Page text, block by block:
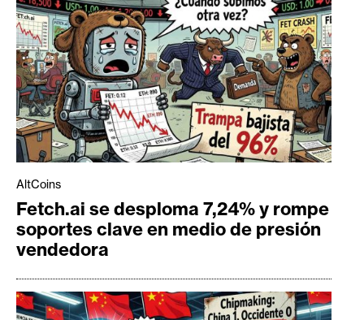
AltCoins
Fetch.ai se desploma 7,24% y rompe
soportes clave en medio de presión
vendedora